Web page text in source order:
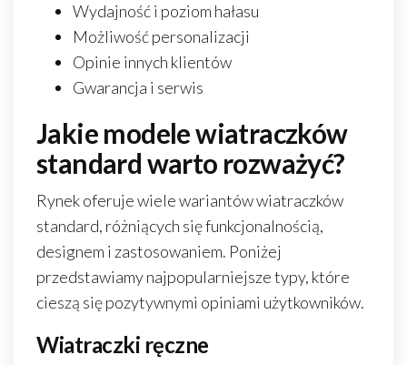
Wydajność i poziom hałasu
Możliwość personalizacji
Opinie innych klientów
Gwarancja i serwis
Jakie modele wiatraczków
standard warto rozważyć?
Rynek oferuje wiele wariantów wiatraczków
standard, różniących się funkcjonalnością,
designem i zastosowaniem. Poniżej
przedstawiamy najpopularniejsze typy, które
cieszą się pozytywnymi opiniami użytkowników.
Wiatraczki ręczne